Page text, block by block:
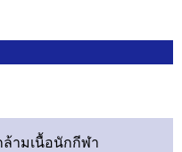
ามเนื้อนักกีฬา